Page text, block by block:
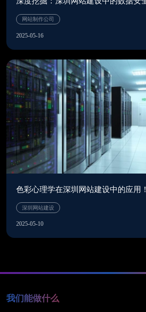
深圳网站建设
2025-05-16
色彩心理学在深圳网站建设中的应用！
2025-05-10
我们能做什么